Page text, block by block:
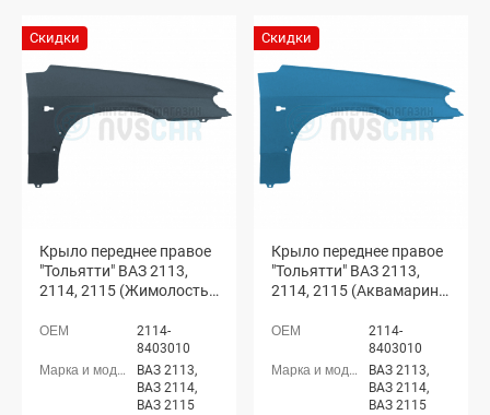
Скидки
Крыло переднее правое
"Тольятти" ВАЗ 2113,
2114, 2115 (Жимолость
2114-
8403010
ВАЗ 2113,
ВАЗ 2114,
ВАЗ 2115
Скидки
Крыло переднее правое
"Тольятти" ВАЗ 2113,
2114, 2115 (Аквамарин
2114-
8403010
ВАЗ 2113,
ВАЗ 2114,
ВАЗ 2115